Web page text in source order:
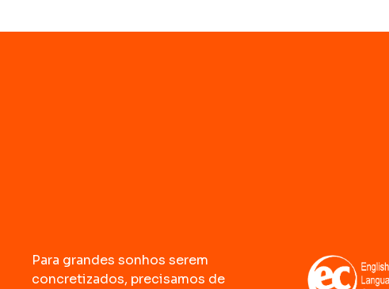
Para grandes sonhos serem
concretizados, precisamos de